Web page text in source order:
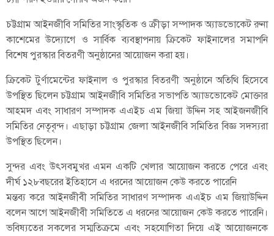
চট্টগ্রাম আইনজীবি সমিতির সাংস্কৃতিক ও ক্রীড়া সম্পাদক অ্যাডভোকেট রুনা
কাশেমের উদ্যোগে ও সার্বিক ব্যবস্থাপনায় ক্রিকেট ফাইনালের সমাপনি
বিশেষ পুরস্কার বিতরণী অনুষ্ঠানের আয়োজন করা হয়।
ক্রিকেট টুর্ণামেন্টের ফাইনাল ও পুরস্কার বিতরণী অনুষ্ঠানে অতিথি হিসেবে
উপস্থিত ছিলেন চট্টগ্রাম আইনজীবি সমিতির সভাপতি অ্যাডভোকেট মোক্তার
আহমদ এবং সাধারণ সম্পাদক এএইচ এম জিয়া উদ্দিন সহ আইজনজীবি
সমিতির নেতৃবৃন্দ। এছাড়া চট্টগ্রাম জেলা আইনজীবি সমিতির বিজ্ঞ সদস্যরা
উপস্থিত ছিলেন।
সুন্দর এবং উৎসবমুখর এমন একটি খেলার আয়োজন করতে পেরে এবং
দীর্ঘ ১২৮বছরের ইতিহাসে এ ধরনের আয়োজন কেউ করতে পারেনি
মন্তব্য করে আইনজীবী সমিতির সাধারণ সম্পাদক এএইচ এম জিয়াউদ্দিন
বলেন আগে আইনজীবী সমিতিতে এ ধরনের আয়োজন কেউ করতে পারেনি।
ভবিষ্যতের সকলের সম্মতিক্রমে এবং সহযোগিতা দিয়ে এই আয়োজনকে